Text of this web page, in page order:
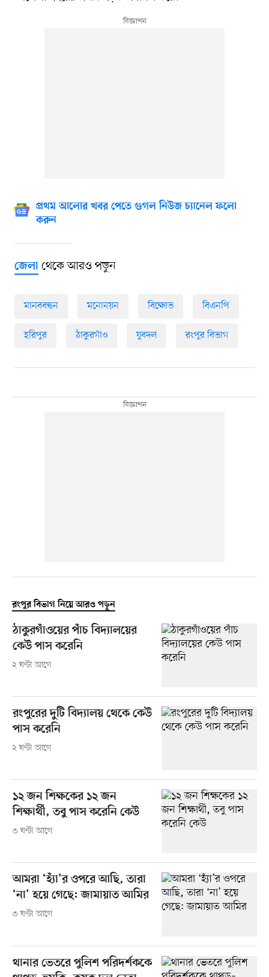
প্রথম আলোর খবর পেতে গুগল নিউজ চ্যানেল ফলো
করুন
জেলাথেকে আরও পড়ুন
মানববন্ধন মনোনয়ন বিক্ষোভ বিএনপি
হরিপুর ঠাকুরগাঁও যুবদল রংপুর বিভাগ
রংপুর বিভাগ নিয়ে আরও পড়ুন
ঠাকুরগাঁওয়ের পাঁচ বিদ্যালয়ের
কেউ পাস করেনি
২ ঘণ্টা আগে
রংপুরের দুটি বিদ্যালয় থেকে কেউ
পাস করেনি
২ ঘণ্টা আগে
১২ জন শিক্ষকের ১২ জন
শিক্ষার্থী, তবু পাস করেনি কেউ
৩ ঘণ্টা আগে
আমরা ‘হ্যাঁ’র ওপরে আছি, তারা
‘না’ হয়ে গেছে: জামায়াত আমির
৩ ঘণ্টা আগে
থানার ভেতরে পুলিশ পরিদর্শককে